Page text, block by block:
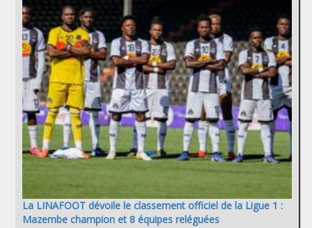
La LINAFOOT dévoile le classement officiel de la Ligue 1 :
Mazembe champion et 8 équipes reléguées